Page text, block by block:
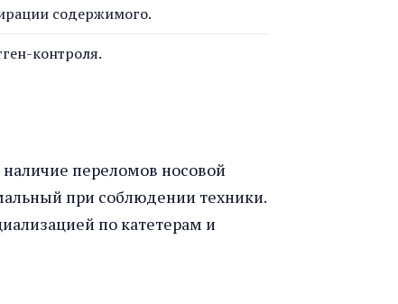
содержимого.
контроля.
переломов носовой
при соблюдении техники.
по катетерам и